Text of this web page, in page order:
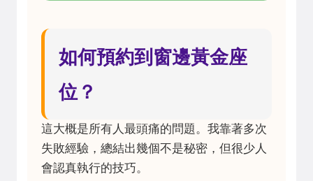
如何預約到窗邊黃金座
位？
這大概是所有人最頭痛的問題。我靠著多次
失敗經驗，總結出幾個不是秘密，但很少人
會認真執行的技巧。